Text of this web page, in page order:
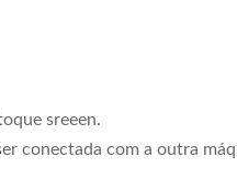
sreeen.
conectada com a outra